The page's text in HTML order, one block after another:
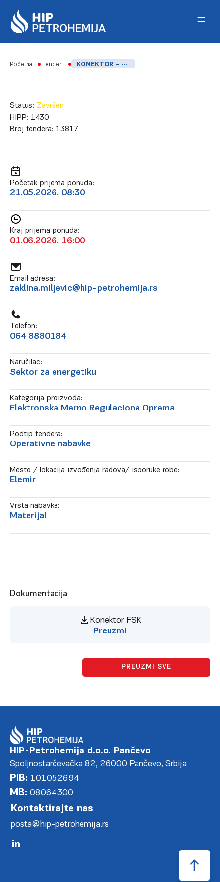
Početna Tenderi KONEKTOR – FSK
Status: Završen
HIPP: 1430
Broj tendera: 13817
Početak prijema ponuda:
21.05.2026. 08:30
Kraj prijema ponuda:
01.06.2026. 16:00
Email adresa:
zaklina.miljevic@hip-petrohemija.rs
Telefon:
064 8880184
Naručilac:
Sektor za energetiku
Kategorija proizvoda:
Elektronska Merno Regulaciona Oprema
Podtip tendera:
Operativne nabavke
Mesto / lokacija izvođenja radova/ isporuke robe:
Elemir
Vrsta nabavke:
Materijal
Dokumentacija
Konektor FSK
Preuzmi
PREUZMI SVE
HIP-Petrohemija d.o.o. Pančevo
Spoljnostarčevačka 82, 26000 Pančevo, Srbija
PIB: 101052694
MB: 08064300
Kontaktirajte nas
posta@hip-petrohemija.rs